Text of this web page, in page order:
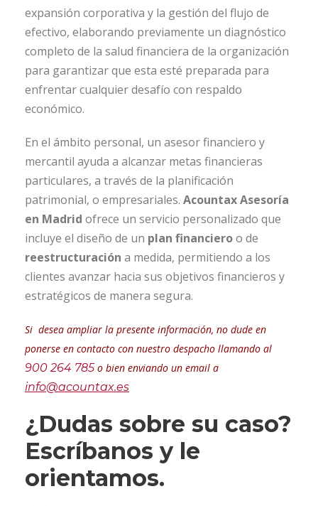
expansión corporativa y la gestión del flujo de
efectivo, elaborando previamente un diagnóstico
completo de la salud financiera de la organización
para garantizar que esta esté preparada para
enfrentar cualquier desafío con respaldo
económico.
En el ámbito personal, un asesor financiero y
mercantil ayuda a alcanzar metas financieras
particulares, a través de la planificación
patrimonial, o empresariales. Acountax Asesoría
en Madrid ofrece un servicio personalizado que
incluye el diseño de un plan financieroo de
reestructuración a medida, permitiendo a los
clientes avanzar hacia sus objetivos financieros y
estratégicos de manera segura.
Si desea ampliar la presente información, no dude en
ponerse en contacto con nuestro despacho llamando al
900 264 785o bien enviando un email a
info@acountax.es
¿Dudas sobre su caso?
Escríbanos y le
orientamos.